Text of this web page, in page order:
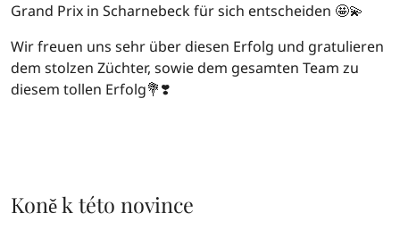
Grand Prix in Scharnebeck für sich entscheiden 🤩💫
Wir freuen uns sehr über diesen Erfolg und gratulieren
dem stolzen Züchter, sowie dem gesamten Team zu
diesem tollen Erfolg💐❣️
Koně k této novince